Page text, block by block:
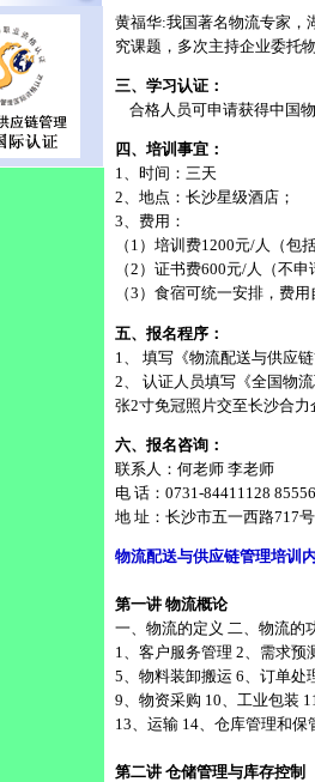
黄福华:我国著名物流专家，
究课题，多次主持企业委托
三、学习认证：
合格人员可申请获得中国
四、培训事宜：
1、时间：三天
2、地点：长沙星级酒店；
3、费用：
（1）培训费1200元/人（包
（2）证书费600元/人（不
（3）食宿可统一安排，费
五、报名程序：
1、 填写《物流配送与供应
2、 认证人员填写《全国物
张2寸免冠照片交至长沙合
六、报名咨询：
联系人：何老师 李老师
电 话：0731-84411128
地 址：长沙市五一西路717
物流配送与供应链管理培训
第一讲 物流概论
一、物流的定义 二、物流的
1、客户服务管理 2、需求预
5、物料装卸搬运 6、订单处
9、物资采购 10、工业包装
13、运输 14、仓库管理和保
第二讲 仓储管理与库存控制